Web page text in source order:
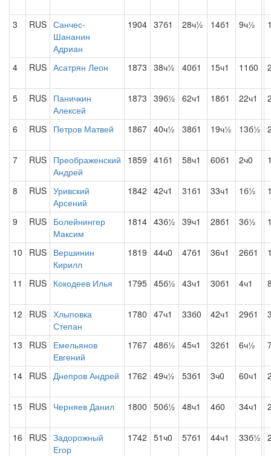
3 RUS Санчес-
Шананин
Адриан
1904 37б1 28ч½ 14б1 9ч½
4 RUS Асатрян Леон 1873 38ч½ 40б1 15ч1 11б0
5 RUS Паничкин
Алексей
1873 39б½ 62ч1 18б1 22ч1
6 RUS Петров Матвей 1867 40ч½ 38б1 19ч½ 13б½
7 RUS Преображенский
Андрей
1859 41б1 58ч1 60б1 2ч0
8 RUS Уривский
Арсений
1842 42ч1 31б1 33ч1 1б½
9 RUS Болейнингер
Максим
1814 43б½ 39ч1 28б1 3б½
10 RUS Вершинин
Кирилл
1819 44ч0 47б1 36ч1 26б1
11 RUS Кокодеев Илья 1795 45б½ 43ч1 30б1 4ч1
12 RUS Хлыповка
Степан
1780 47ч1 33б0 42ч1 29б1
13 RUS Емельянов
Евгений
1767 48б½ 45ч1 32б1 6ч½
14 RUS Днепров Андрей 1762 49ч½ 53б1 3ч0 60ч1
15 RUS Черняев Данил 1800 50б½ 48ч1 4б0 34ч1
16 RUS Задорожный
Егор
1742 51ч0 57б1 44ч1 33б½